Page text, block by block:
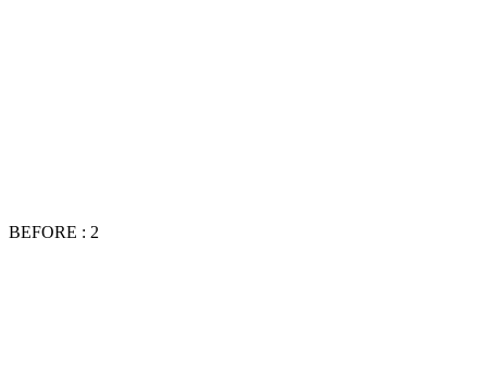
BEFORE : 2